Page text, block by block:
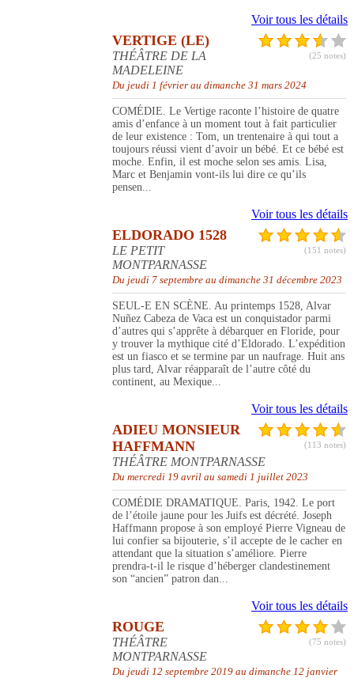
Voir tous les détails
(25 notes)
VERTIGE (LE)
THÉÂTRE DE LA
MADELEINE
Du jeudi 1 février au dimanche 31 mars 2024
COMÉDIE. Le Vertige raconte l’histoire de quatre
amis d’enfance à un moment tout à fait particulier
de leur existence : Tom, un trentenaire à qui tout a
toujours réussi vient d’avoir un bébé. Et ce bébé est
moche. Enfin, il est moche selon ses amis. Lisa,
Marc et Benjamin vont-ils lui dire ce qu’ils
pensen...
Voir tous les détails
(151 notes)
ELDORADO 1528
LE PETIT
MONTPARNASSE
Du jeudi 7 septembre au dimanche 31 décembre 2023
SEUL-E EN SCÈNE. Au printemps 1528, Alvar
Nuñez Cabeza de Vaca est un conquistador parmi
d’autres qui s’apprête à débarquer en Floride, pour
y trouver la mythique cité d’Eldorado. L’expédition
est un fiasco et se termine par un naufrage. Huit ans
plus tard, Alvar réapparaît de l’autre côté du
continent, au Mexique...
Voir tous les détails
(113 notes)
ADIEU MONSIEUR
HAFFMANN
THÉÂTRE MONTPARNASSE
Du mercredi 19 avril au samedi 1 juillet 2023
COMÉDIE DRAMATIQUE. Paris, 1942. Le port
de l’étoile jaune pour les Juifs est décrété. Joseph
Haffmann propose à son employé Pierre Vigneau de
lui confier sa bijouterie, s’il accepte de le cacher en
attendant que la situation s’améliore. Pierre
prendra-t-il le risque d’héberger clandestinement
son “ancien” patron dan...
Voir tous les détails
(75 notes)
ROUGE
THÉÂTRE
MONTPARNASSE
Du jeudi 12 septembre 2019 au dimanche 12 janvier